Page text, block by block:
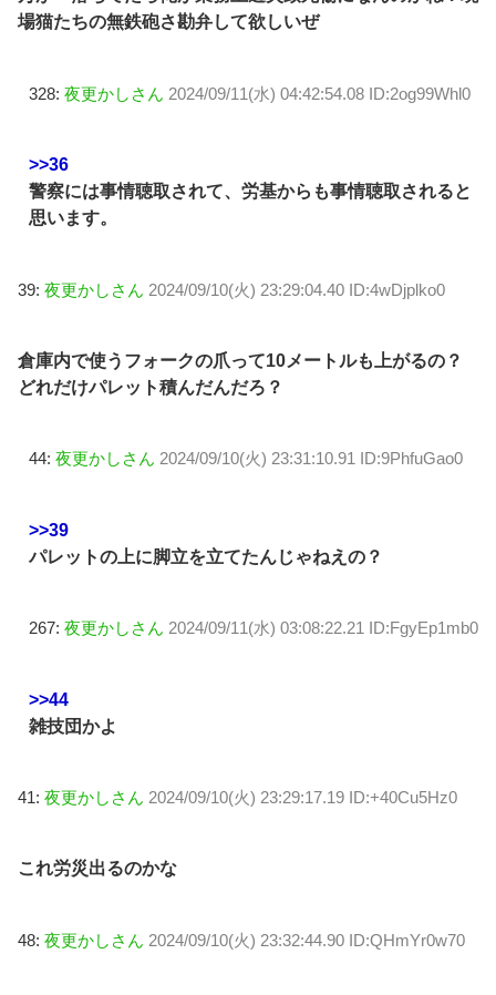
場猫たちの無鉄砲さ勘弁して欲しいぜ
328: 夜更かしさん 2024/09/11(水) 04:42:54.08 ID:2og99Whl0
>>36
警察には事情聴取されて、労基からも事情聴取されると
思います。
39: 夜更かしさん 2024/09/10(火) 23:29:04.40 ID:4wDjplko0
倉庫内で使うフォークの爪って10メートルも上がるの？
どれだけパレット積んだんだろ？
44: 夜更かしさん 2024/09/10(火) 23:31:10.91 ID:9PhfuGao0
>>39
パレットの上に脚立を立てたんじゃねえの？
267: 夜更かしさん 2024/09/11(水) 03:08:22.21 ID:FgyEp1mb0
>>44
雑技団かよ
41: 夜更かしさん 2024/09/10(火) 23:29:17.19 ID:+40Cu5Hz0
これ労災出るのかな
48: 夜更かしさん 2024/09/10(火) 23:32:44.90 ID:QHmYr0w70